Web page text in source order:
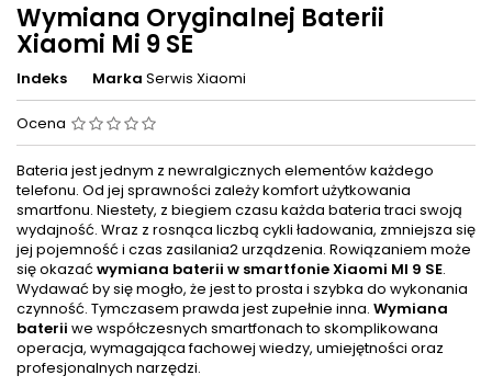
Wymiana Oryginalnej Baterii
Xiaomi Mi 9 SE
Indeks Marka Serwis Xiaomi
Ocena
Bateria jest jednym z newralgicznych elementów każdego
telefonu. Od jej sprawności zależy komfort użytkowania
smartfonu. Niestety, z biegiem czasu każda bateria traci swoją
wydajność. Wraz z rosnąca liczbą cykli ładowania, zmniejsza się
jej pojemność i czas zasilania2 urządzenia. Rowiązaniem może
się okazać wymiana baterii w smartfonie Xiaomi MI 9 SE.
Wydawać by się mogło, że jest to prosta i szybka do wykonania
czynność. Tymczasem prawda jest zupełnie inna. Wymiana
baterii we współczesnych smartfonach to skomplikowana
operacja, wymagająca fachowej wiedzy, umiejętności oraz
profesjonalnych narzędzi.